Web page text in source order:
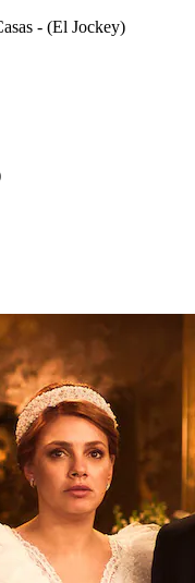
- (El Jockey)